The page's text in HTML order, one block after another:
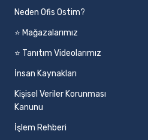
Neden Ofis Ostim?
⭐ Mağazalarımız
⭐ Tanıtım Videolarımız
İnsan Kaynakları
Kişisel Veriler Korunması
Kanunu
İşlem Rehberi